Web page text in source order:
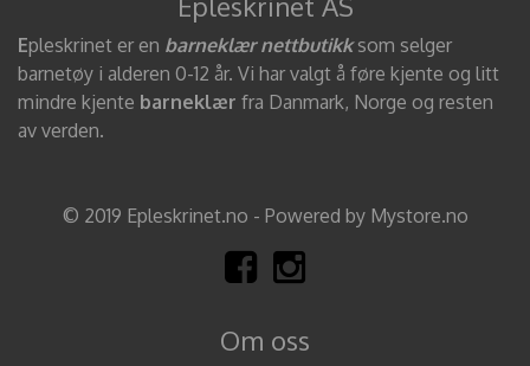
Epleskrinet er en barneklær nettbutikksom selger
barnetøy i alderen 0-12 år. Vi har valgt å føre kjente og litt
mindre kjente barneklær fra Danmark, Norge og resten
av verden.
© 2019 Epleskrinet.no - Powered by Mystore.no
Om oss